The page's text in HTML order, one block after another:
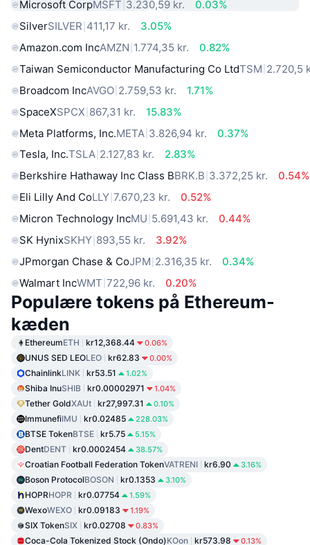
Microsoft CorpMSFT 3.230,59 kr.
0.03%
SilverSILVER 411,17 kr.
3.05%
Amazon.com IncAMZN 1.774,35 kr.
0.82%
Taiwan Semiconductor Manufacturing Co LtdTSM 2.720,5
Broadcom IncAVGO 2.759,53 kr.
1.71%
SpaceXSPCX 867,31 kr.
15.83%
Meta Platforms, Inc.META 3.826,94 kr.
0.37%
Tesla, Inc.TSLA 2.127,83 kr.
2.83%
Berkshire Hathaway Inc Class BBRK.B 3.372,25 kr.
0.54%
Eli Lilly And CoLLY 7.670,23 kr.
0.52%
Micron Technology IncMU 5.691,43 kr.
0.44%
SK HynixSKHY 893,55 kr.
3.92%
JPmorgan Chase & CoJPM 2.316,35 kr.
0.34%
Walmart IncWMT 722,96 kr. 0.20%
Populære tokens på Ethereum-
kæden
EthereumETH kr12,368.44 0.06%
UNUS SED LEOLEO kr62.83 0.00%
ChainlinkLINK kr53.51 1.02%
Shiba InuSHIB kr0.00002971 1.04%
Tether GoldXAUt kr27,997.31 0.10%
ImmunefiIMU kr0.02485 228.03%
BTSE TokenBTSE kr5.75 5.15%
DentDENT kr0.0002454 38.57%
Croatian Football Federation TokenVATRENI kr6.90 3.16%
Boson ProtocolBOSON kr0.1353 3.10%
HOPRHOPR kr0.07754 1.59%
WexoWEXO kr0.09183 1.19%
SIX TokenSIX kr0.02708 0.83%
Coca-Cola Tokenized Stock (Ondo)KOon kr573.98 0.13%